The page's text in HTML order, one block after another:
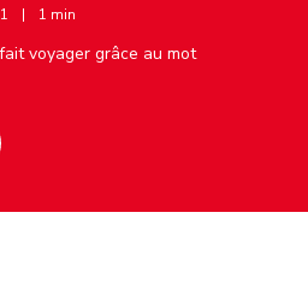
| 1 min
voyager grâce au mot